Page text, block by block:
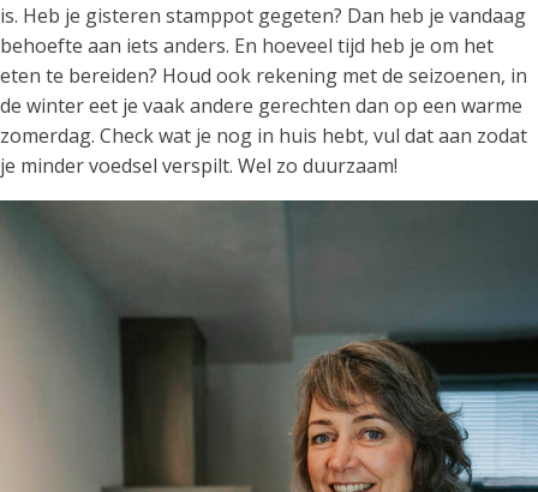
is. Heb je gisteren stamppot gegeten? Dan heb je vandaag
behoefte aan iets anders. En hoeveel tijd heb je om het
eten te bereiden? Houd ook rekening met de seizoenen, in
de winter eet je vaak andere gerechten dan op een warme
zomerdag. Check wat je nog in huis hebt, vul dat aan zodat
je minder voedsel verspilt. Wel zo duurzaam!